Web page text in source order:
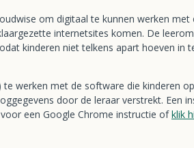
om digitaal te kunnen werken
internetsites komen. De
kinderen niet telkens apart hoeven in
werken met de software die kinderen
door de leraar verstrekt. Een
een Google Chrome instructie ofklik